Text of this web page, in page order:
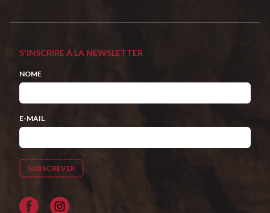
S'INSCRIRE À LA NEWSLETTER
NOME
E-MAIL
Facebook